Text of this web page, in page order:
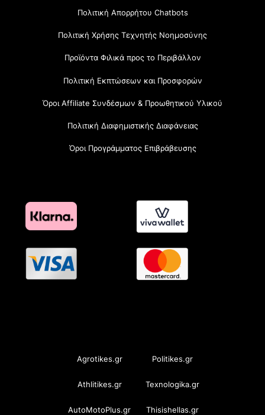
Πολιτική Απορρήτου Chatbots
Πολιτική Χρήσης Τεχνητής Νοημοσύνης
Προϊόντα Φιλικά προς το Περιβάλλον
Πολιτική Εκπτώσεων και Προσφορών
Όροι Affiliate Συνδέσμων & Προωθητικού Υλικού
Πολιτική Διαφημιστικής Διαφάνειας
Όροι Προγράμματος Επιβράβευσης
Agrotikes.gr Politikes.gr
Athlitikes.gr Texnologika.gr
AutoMotoPlus.gr Thisishellas.gr